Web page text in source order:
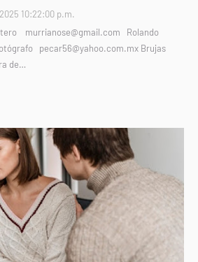
10:22:00 p.m.
murrianose@gmail.com Rolando
pecar56@yahoo.com.mx Brujas
de…